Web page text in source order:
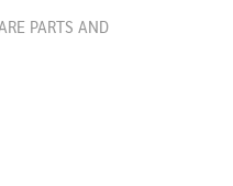
PARTS AND